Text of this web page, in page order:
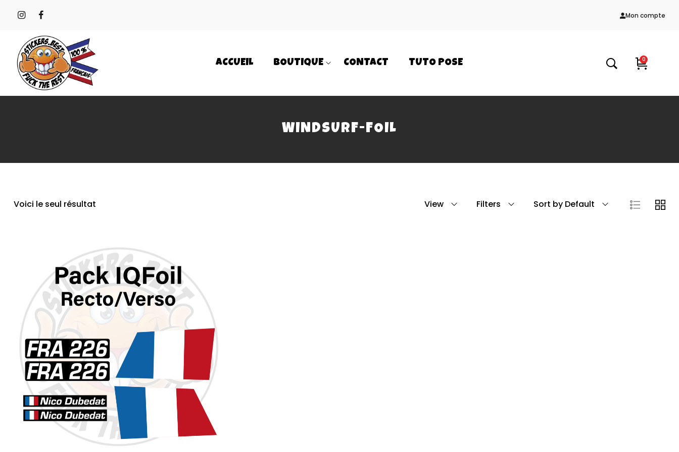
Mon compte
ACCUEIL BOUTIQUE CONTACT TUTO POSE 0
WINDSURF-FOIL
Voici le seul résultat View Filters Sort by Default
58.33€